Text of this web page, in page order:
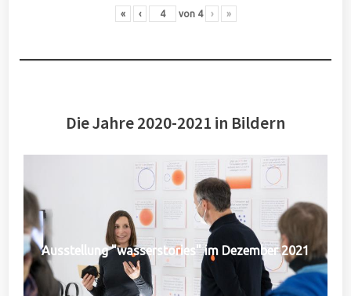
« ‹ von 4 › »
Die Jahre 2020-2021 in Bildern
Ausstellung "wasserstories" im Dezember 2021